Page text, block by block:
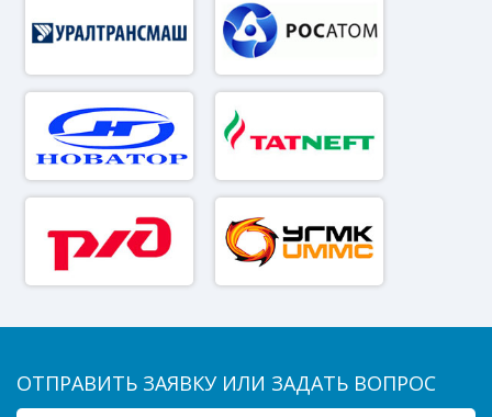
ОТПРАВИТЬ ЗАЯВКУ ИЛИ ЗАДАТЬ ВОПРОС